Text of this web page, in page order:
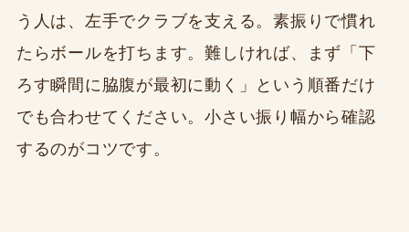
う人は、左手でクラブを支える。素振りで慣れ
たらボールを打ちます。難しければ、まず「下
ろす瞬間に脇腹が最初に動く」という順番だけ
でも合わせてください。小さい振り幅から確認
するのがコツです。